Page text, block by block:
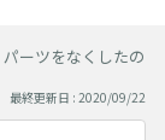
パーツをなくしたの
最終更新日 : 2020/09/22